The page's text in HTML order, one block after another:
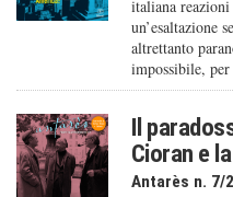
italiana reazioni
un’esaltazione
altrettanto
impossibile,
Il
Cioran e
Antarès n. 7/